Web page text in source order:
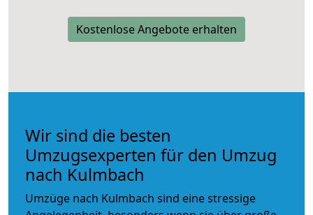
Kostenlose Angebote erhalten
Wir sind die besten
Umzugsexperten für den Umzug
nach Kulmbach
Umzüge nach Kulmbach sind eine stressige